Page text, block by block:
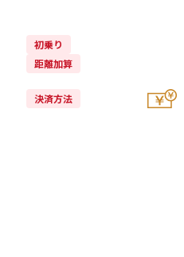
初乗り
距離加算
決済方法